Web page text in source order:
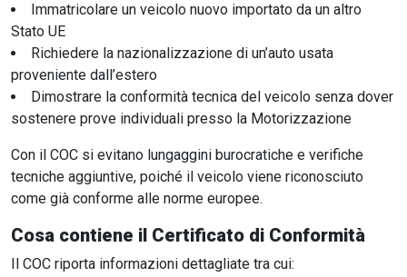
Immatricolare un veicolo nuovo importato da un altro
Stato UE
Richiedere la nazionalizzazione di un’auto usata
proveniente dall’estero
Dimostrare la conformità tecnica del veicolo senza dover
sostenere prove individuali presso la Motorizzazione
Con il COC si evitano lungaggini burocratiche e verifiche
tecniche aggiuntive, poiché il veicolo viene riconosciuto
come già conforme alle norme europee.
Cosa contiene il Certificato di Conformità
Il COC riporta informazioni dettagliate tra cui: